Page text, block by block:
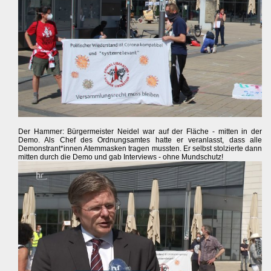
Der Hammer: Bürgermeister Neidel war auf der Fläche - mitten in der
Demo. Als Chef des Ordnungsamtes hatte er veranlasst, dass alle
Demonstrant*innen Atemmasken tragen mussten. Er selbst stolzierte dann
mitten durch die Demo und gab Interviews - ohne Mundschutz!